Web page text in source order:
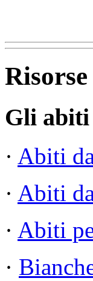
Risorse
Gli abiti
· Abiti
· Abiti
· Abiti
·